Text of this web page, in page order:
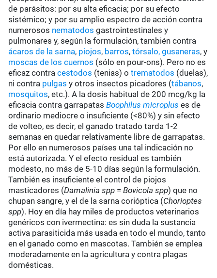
de parásitos: por su alta eficacia; por su efecto
sistémico; y por su amplio espectro de acción contra
numerosos nematodos gastrointestinales y
pulmonares y, según la formulación, también contra
ácaros de la sarna, piojos, barros,tórsalo,gusaneras, y
moscas de los cuernos (sólo en pour-ons). Pero no es
eficaz contracestodos (tenias) otrematodos (duelas),
ni contra pulgas y otros insectos picadores (tábanos,
mosquitos, etc.). A la dosis habitual de 200 mcg/kg la
eficacia contra garrapatasBoophilus microplus es de
ordinario mediocre o insuficiente (<80%) y sin efecto
de volteo, es decir, el ganado tratado tarda 1-2
semanas en quedar relativamente libre de garrapatas.
Por ello en numerosos países una tal indicación no
está autorizada. Y el efecto residual es también
modesto, no más de 5-10 días según la formulación.
También es insuficiente el control de piojos
masticadores (Damalinia spp =Bovicola spp) que no
chupan sangre, y el de la sarna corióptica (Chorioptes
spp). Hoy en día hay miles de productos veterinarios
genéricos con ivermectina: es sin duda la sustancia
activa parasiticida más usada en todo el mundo, tanto
en el ganado como en mascotas. También se emplea
moderadamente en la agricultura y contra plagas
domésticas.